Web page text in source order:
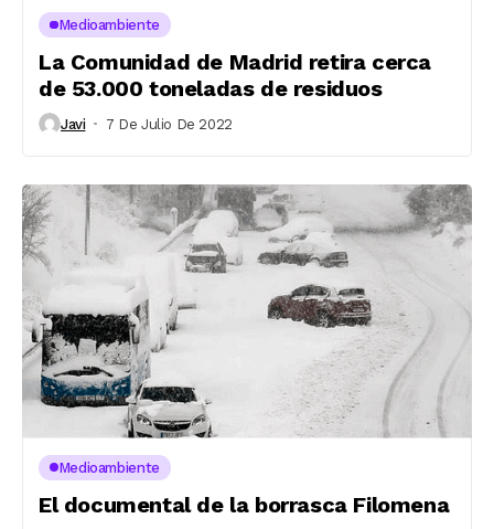
Medioambiente
La Comunidad de Madrid retira cerca
de 53.000 toneladas de residuos
Javi 7 De Julio De 2022
Medioambiente
El documental de la borrasca Filomena